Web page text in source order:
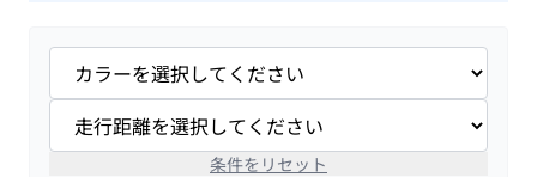
条件をリセット